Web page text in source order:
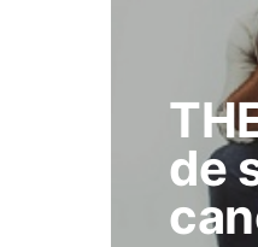
de